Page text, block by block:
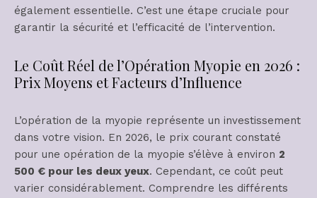
également essentielle. C’est une étape cruciale pour
garantir la sécurité et l’efficacité de l’intervention.
Le Coût Réel de l’Opération Myopie en 2026 :
Prix Moyens et Facteurs d’Influence
L’opération de la myopie représente un investissement
dans votre vision. En 2026, le prix courant constaté
pour une opération de la myopie s’élève à environ 2
500 € pour les deux yeux. Cependant, ce coût peut
varier considérablement. Comprendre les différents